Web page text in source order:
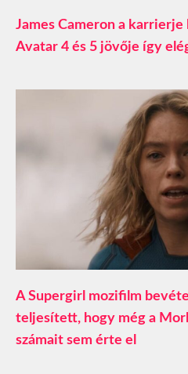
James Cameron a karrierje
Avatar 4 és 5 jövője így
A Supergirl mozifilm
teljesített, hogy még a
számait sem érte el